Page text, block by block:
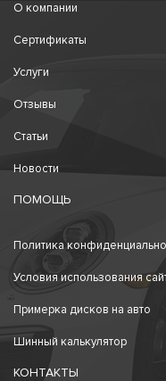
О компании
Сертификаты
Услуги
Отзывы
Статьи
Новости
ПОМОЩЬ
Политика
Условия использования
Примерка дисков на авто
Шинный калькулятор
КОНТАКТЫ